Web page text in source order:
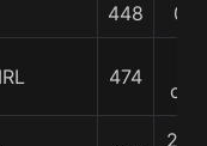
448 0/0
474
2 1/